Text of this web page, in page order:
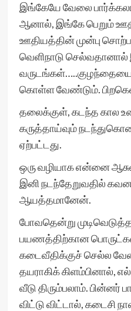
இங்கேயே வேலை
ஆனால், இங்கே பெறும்
ஊதியத்தின் முன்பு
வெளிநாடு செல்வதானால்
வருடங்கள்…..குழந்தையை
கொள்ள வேண்டும்.
தலைக்குள், கடந்த கால
கருத்தாய்வும்
ஏற்பட்டது.
ஒரு வழியாக என்னை
இனி நடந்தேறுவதில்
ஆயத்தமானேன்.
போவதென்று
பயணத்திற்கான
கடைவீதிக்குச் செல்ல
தயராகிக் கிளம்பினால்,
வீடு திரும்பலாம்.
விட்டு விட்டால், கடைசி